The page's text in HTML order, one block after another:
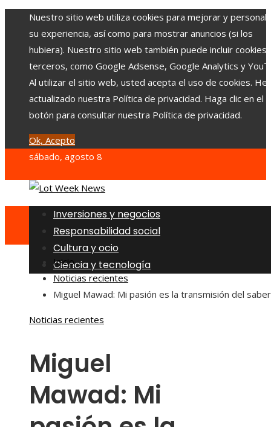
Nuestro sitio web utiliza cookies para mejorar y
su experiencia, así como para mostrar anuncios (si los
hubiera). Nuestro sitio web también puede incluir cookies
terceros, como Google Adsense, Google Analytics y
Al utilizar el sitio web, usted acepta el uso de cookies.
actualizado nuestra Política de privacidad. Haga clic en el
botón para consultar nuestra Política de privacidad.
Ok, Acepto
sábado, agosto 8
Inversiones y negocios
Responsabilidad social
Cultura y ocio
Ciencia y tecnología
Inicio
Noticias recientes
Miguel Mawad: Mi pasión es la transmisión del saber
Noticias recientes
Miguel
Mawad: Mi